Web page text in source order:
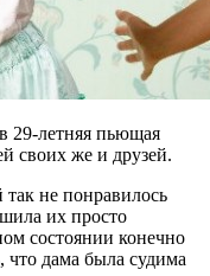
29-летняя пьющая
своих же и друзей.
так не понравилось
их просто
состоянии конечно
что дама была судима